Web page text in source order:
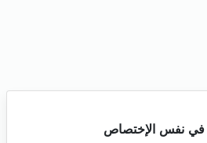
نفس الإختصاص